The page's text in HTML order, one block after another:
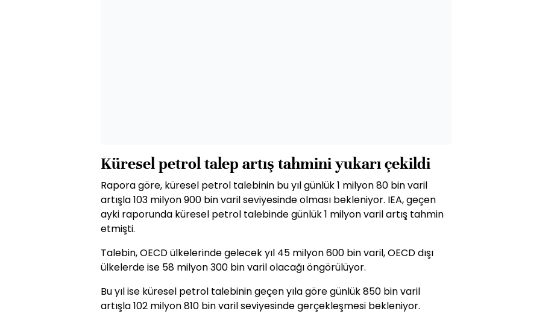
Küresel petrol talep artış tahmini yukarı çekildi
Rapora göre, küresel petrol talebinin bu yıl günlük 1 milyon 80 bin varil
artışla 103 milyon 900 bin varil seviyesinde olması bekleniyor. IEA, geçen
ayki raporunda küresel petrol talebinde günlük 1 milyon varil artış tahmin
etmişti.
Talebin, OECD ülkelerinde gelecek yıl 45 milyon 600 bin varil, OECD dışı
ülkelerde ise 58 milyon 300 bin varil olacağı öngörülüyor.
Bu yıl ise küresel petrol talebinin geçen yıla göre günlük 850 bin varil
artışla 102 milyon 810 bin varil seviyesinde gerçekleşmesi bekleniyor.